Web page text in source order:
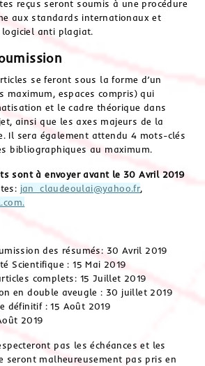
reçus seront soumis à une procédure
aux standards internationaux et
anti plagiat.
se feront sous la forme d’un
maximum, espaces compris) qui
et le cadre théorique dans
ainsi que les axes majeurs de la
Il sera également attendu 4 mots-clés
bibliographiques au maximum.
sont à envoyer avant le 30 Avril 2019
jan_claudeoulai@yahoo.fr,
des résumés: 30 Avril 2019
Scientifique : 15 Mai 2019
complets: 15 Juillet 2019
en double aveugle : 30 juillet 2019
définitif : 15 Août 2019
2019
pas les échéances et les
seront malheureusement pas pris en